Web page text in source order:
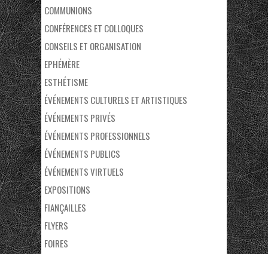
COMMUNIONS
CONFÉRENCES ET COLLOQUES
CONSEILS ET ORGANISATION
EPHÉMÈRE
ESTHÉTISME
ÉVÉNEMENTS CULTURELS ET ARTISTIQUES
ÉVÉNEMENTS PRIVÉS
ÉVÉNEMENTS PROFESSIONNELS
ÉVÉNEMENTS PUBLICS
ÉVÉNEMENTS VIRTUELS
EXPOSITIONS
FIANÇAILLES
FLYERS
FOIRES